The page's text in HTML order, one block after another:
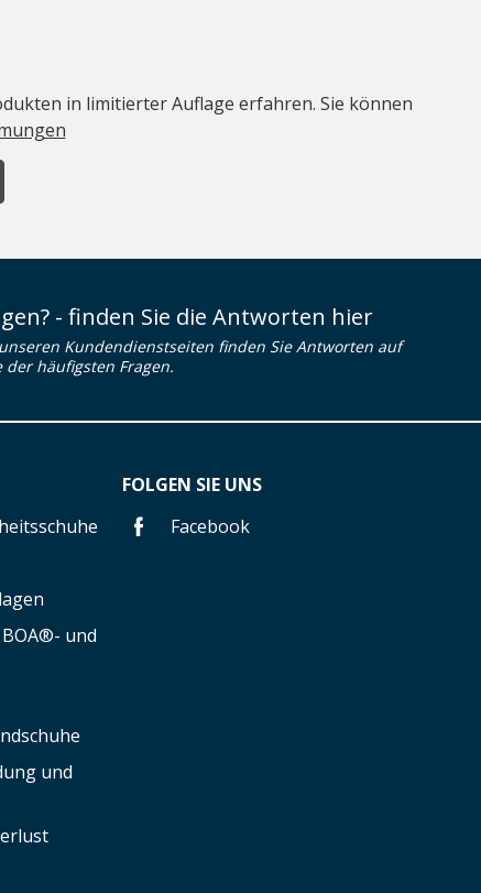
in limitierter Auflage erfahren. Sie können
- finden Sie die Antworten hier
Kundendienstseiten finden Sie Antworten auf
der häufigsten Fragen.
und
und
FOLGEN SIE UNS
Facebook